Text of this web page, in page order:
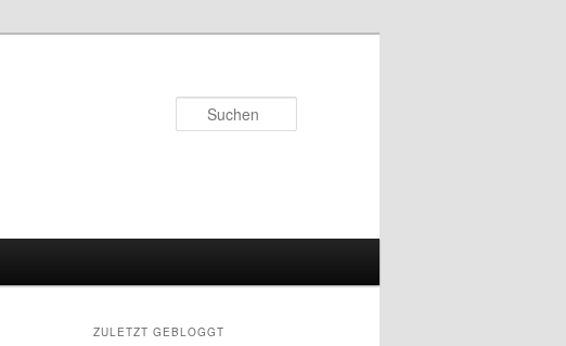
ZULETZT GEBLOGGT